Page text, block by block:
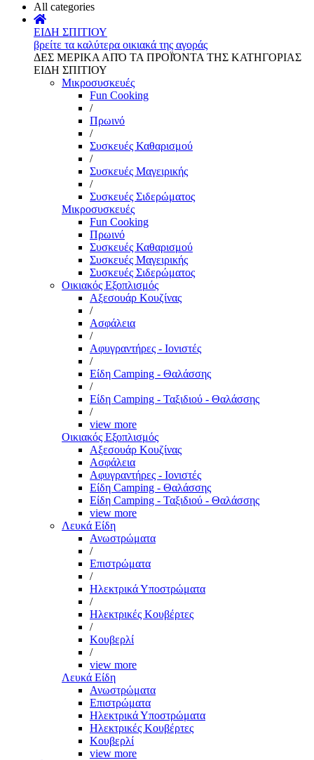
All categories
ΕΙΔΗ ΣΠΙΤΙΟΥ
βρείτε τα καλύτερα οικιακά της αγοράς
ΔΕΣ ΜΕΡΙΚΑ ΑΠΌ ΤΑ ΠΡΟΪΌΝΤΑ ΤΗΣ ΚΑΤΗΓΟΡΙΑΣ
ΕΙΔΗ ΣΠΙΤΙΟΥ
Μικροσυσκευές
Fun Cooking
/
Πρωινό
/
Συσκευές Καθαρισμού
/
Συσκευές Μαγειρικής
/
Συσκευές Σιδερώματος
Μικροσυσκευές
Fun Cooking
Πρωινό
Συσκευές Καθαρισμού
Συσκευές Μαγειρικής
Συσκευές Σιδερώματος
Οικιακός Εξοπλισμός
Αξεσουάρ Κουζίνας
/
Ασφάλεια
/
Αφυγραντήρες - Ιονιστές
/
Είδη Camping - Θαλάσσης
/
Είδη Camping - Ταξιδιού - Θαλάσσης
/
view more
Οικιακός Εξοπλισμός
Αξεσουάρ Κουζίνας
Ασφάλεια
Αφυγραντήρες - Ιονιστές
Είδη Camping - Θαλάσσης
Είδη Camping - Ταξιδιού - Θαλάσσης
view more
Λευκά Είδη
Ανωστρώματα
/
Επιστρώματα
/
Ηλεκτρικά Υποστρώματα
/
Ηλεκτρικές Κουβέρτες
/
Κουβερλί
/
view more
Λευκά Είδη
Ανωστρώματα
Επιστρώματα
Ηλεκτρικά Υποστρώματα
Ηλεκτρικές Κουβέρτες
Κουβερλί
view more